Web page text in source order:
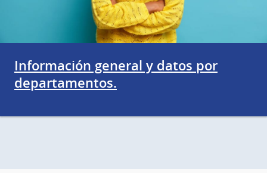
Información general y datos por
departamentos.